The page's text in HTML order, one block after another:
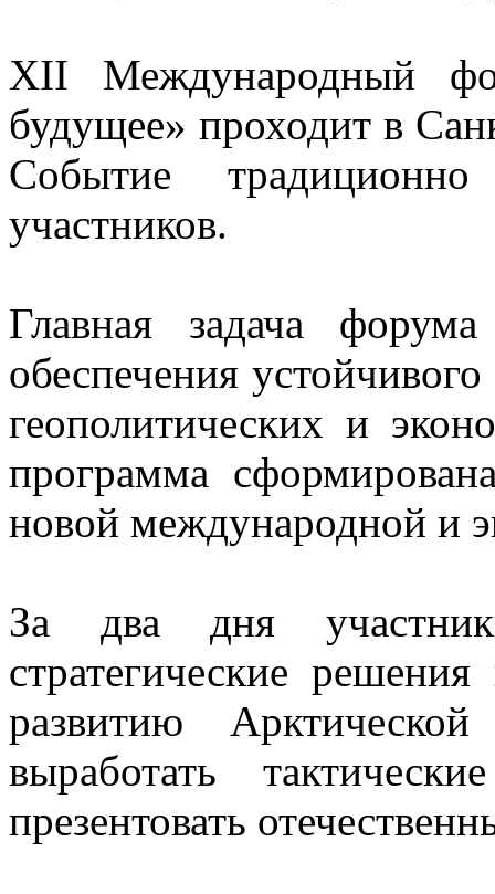
XII Международный
будущее» проходит в
Событие
участников.
Главная задача
обеспечения
геополитических и
программа
новой международной и
За два дня
стратегические
развитию
выработать
презентовать